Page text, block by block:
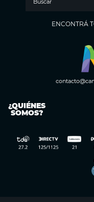
ENCONTRÁ
¿QUIÉNES
SOMOS?